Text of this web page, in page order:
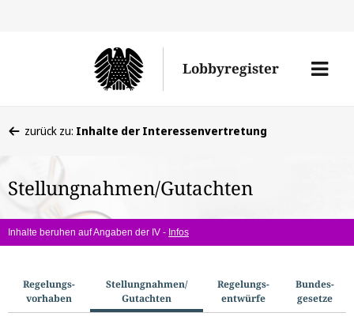
den
Lobbyregister
Menü
befinden
hier:
zurück zu: Inhalte der Interessenvertretung
Stellungnahmen/Gutachten
Inhalte beruhen auf Angaben der IV - Infos
u
Regelungs­
vorhaben
Stellungnahmen/​
Gutachten
Regelungs­
entwürfe
Bundes­
gesetze